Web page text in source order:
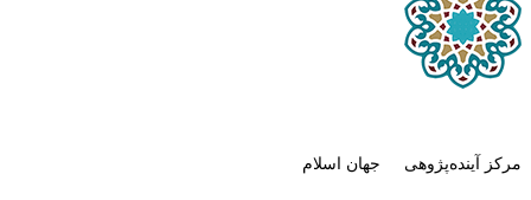
مرکز آینده‌پژوهی جهان اسلام